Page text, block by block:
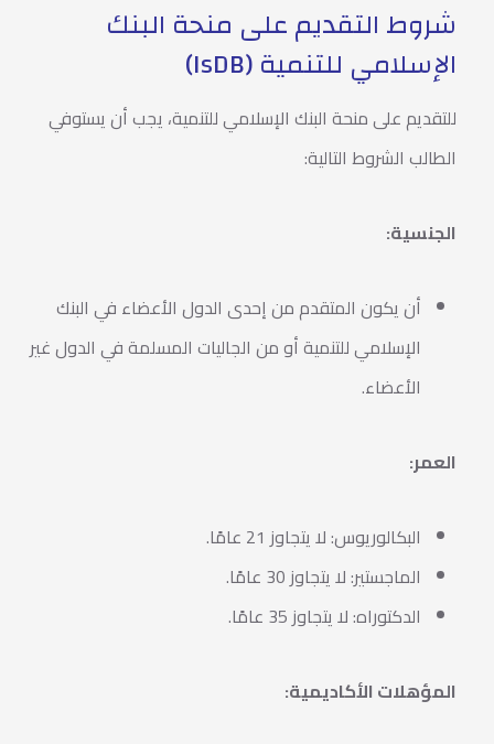
شروط التقديم على منحة البنك
الإسلامي للتنمية (IsDB)
للتقديم على منحة البنك الإسلامي للتنمية، يجب أن يستوفي
الطالب الشروط التالية:
الجنسية:
أن يكون المتقدم من إحدى الدول الأعضاء في البنك
الإسلامي للتنمية أو من الجاليات المسلمة في الدول غير
الأعضاء.
العمر:
البكالوريوس: لا يتجاوز 21 عامًا.
الماجستير: لا يتجاوز 30 عامًا.
الدكتوراه: لا يتجاوز 35 عامًا.
المؤهلات الأكاديمية: